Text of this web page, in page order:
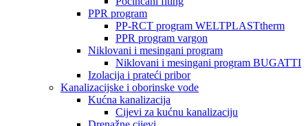
PPR program
PP-RCT program WELTPLASTtherm
PPR program vargon
Niklovani i mesingani program
Niklovani i mesingani program BUGATTI
Izolacija i prateći pribor
Kanalizacijske i oborinske vode
Kućna kanalizacija
Cijevi za kućnu kanalizaciju